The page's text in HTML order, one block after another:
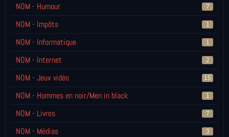
NOM - Humour 7
NOM - Impôts 1
NOM - Informatique 1
NOM - Internet 2
NOM - Jeux vidéo 15
NOM - Hommes en noir/Men in black 1
NOM - Livres 7
NOM - Médias 3